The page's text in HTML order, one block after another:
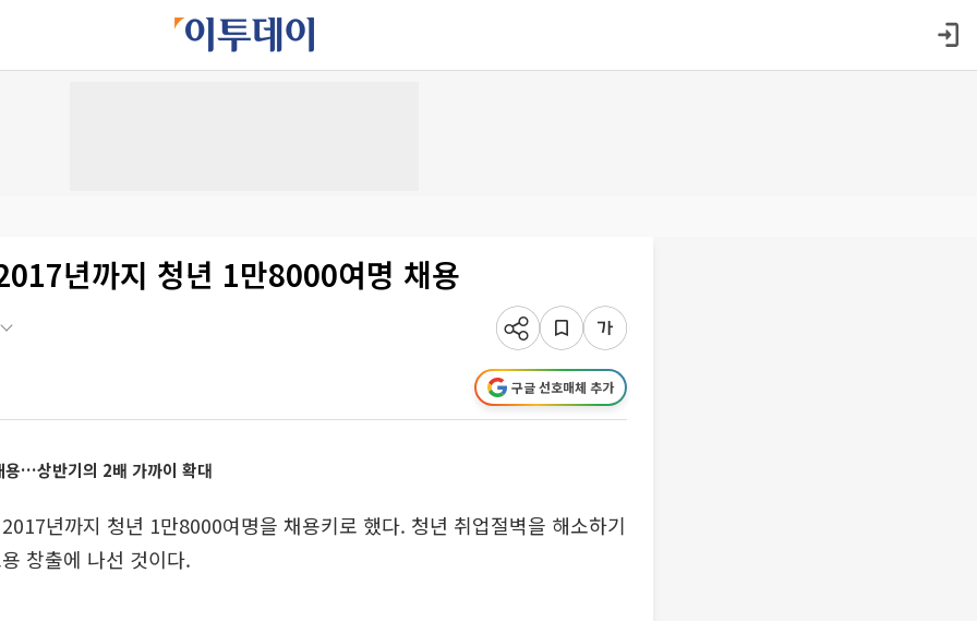
년까지 청년 1만8000여명 채용
구글 선호매체 추가
…상반기의 2배 가까이 확대
년까지 청년 1만8000여명을 채용키로 했다. 청년 취업절벽을 해소하기
창출에 나선 것이다.